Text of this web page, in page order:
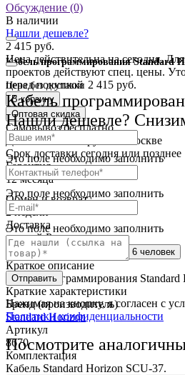
Обсуждение (0)
Кабель программирования Standard
Цена без доставки 2 415 руб.
Кабель
Нашли дешевле?
Это поле необходимо заполнить
Это поле необходимо заполнить
Это поле необходимо заполнить
Отправить
Нажимая на кнопку, я согласен с
Политики конфиденциальности
Посмотрите
В наличии
Нашли дешевле?
2 415 руб.
Цена действительна на сегодня.
проектов действуют спец. цены.
перед покупкой
В корзину
Оптовая скидка
Самовывоз бесплатно
Доставка от 250 руб. по Москве
Cрок доставки сегодня или позднее
Гарантия
12 месяца
Обмен и возврат
2 недели
Доставка
по всей России
Сейчас этот товар смотрят 6 человек
Краткое описание
Кабель программирования
Краткие характеристики
Бренд (производитель)
Standard Horizon
Артикул
8670
Комплектация
Кабель Standard Horizon SCU-37.